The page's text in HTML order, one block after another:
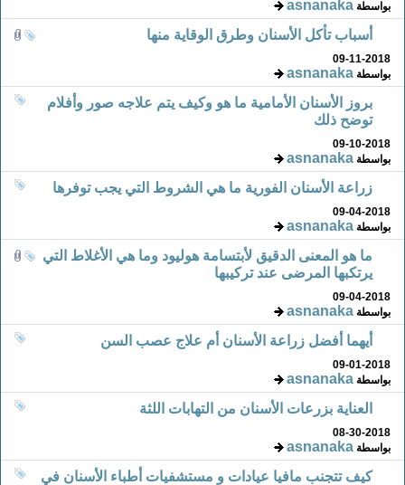
بواسطةasnanaka
أسباب تأكل الأسنان وطرق الوقاية منها
09-11-2018
بواسطةasnanaka
بروز الأسنان الأمامية ما هو وكيف يتم علاجه صور وأفلام
توضح ذلك
09-10-2018
بواسطةasnanaka
زراعة الأسنان الفورية ما هي الشروط التي يجب توفرها
09-04-2018
بواسطةasnanaka
ما هو المعنى الدقيق لأبتسامة هوليود وما هي الأغلاط التي
يرتكبها المرضى عند تركيبها
09-04-2018
بواسطةasnanaka
أيهما أفضل زراعة الأسنان أم علاج عصب السن
09-01-2018
بواسطةasnanaka
العناية بزرعات الأسنان من التهابات اللثة
08-30-2018
بواسطةasnanaka
كيف تتجنب مافيا عيادات و مستشفيات أطباء الأسنان في